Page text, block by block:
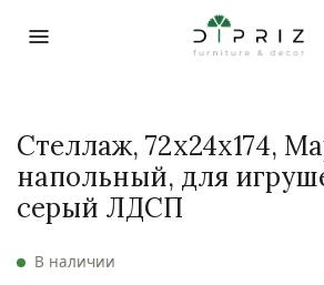
В наличии
Стеллаж, 72х24х174,
напольный, для
серый ЛДСП